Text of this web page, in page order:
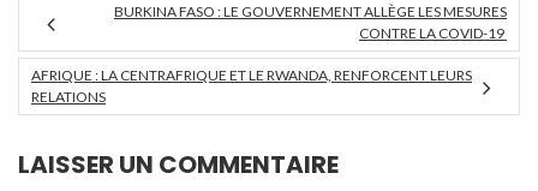
BURKINA FASO : LE GOUVERNEMENT ALLÈGE LES MESURES
CONTRE LA COVID-19
AFRIQUE : LA CENTRAFRIQUE ET LE RWANDA, RENFORCENT LEURS
RELATIONS
LAISSER UN COMMENTAIRE